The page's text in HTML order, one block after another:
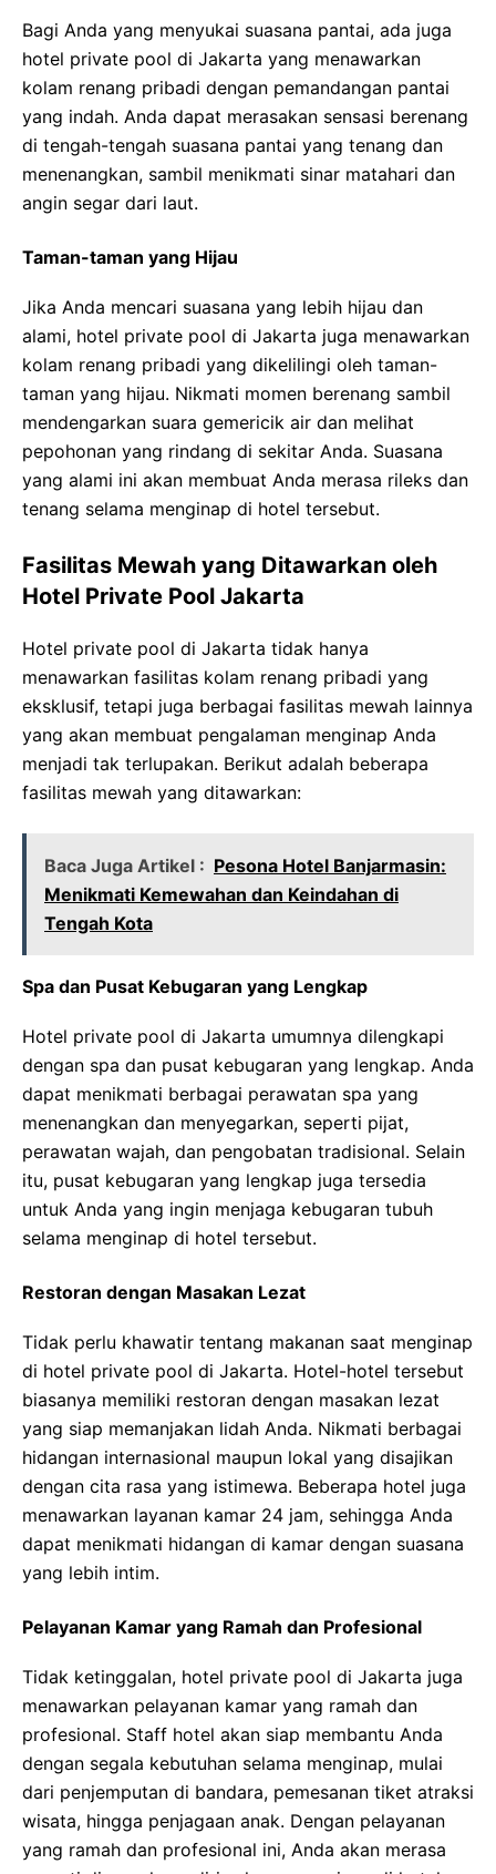
Bagi Anda yang menyukai suasana pantai, ada juga
hotel private pool di Jakarta yang menawarkan
kolam renang pribadi dengan pemandangan pantai
yang indah. Anda dapat merasakan sensasi berenang
di tengah-tengah suasana pantai yang tenang dan
menenangkan, sambil menikmati sinar matahari dan
angin segar dari laut.
Taman-taman yang Hijau
Jika Anda mencari suasana yang lebih hijau dan
alami, hotel private pool di Jakarta juga menawarkan
kolam renang pribadi yang dikelilingi oleh taman-
taman yang hijau. Nikmati momen berenang sambil
mendengarkan suara gemericik air dan melihat
pepohonan yang rindang di sekitar Anda. Suasana
yang alami ini akan membuat Anda merasa rileks dan
tenang selama menginap di hotel tersebut.
Fasilitas Mewah yang Ditawarkan oleh
Hotel Private Pool Jakarta
Hotel private pool di Jakarta tidak hanya
menawarkan fasilitas kolam renang pribadi yang
eksklusif, tetapi juga berbagai fasilitas mewah lainnya
yang akan membuat pengalaman menginap Anda
menjadi tak terlupakan. Berikut adalah beberapa
fasilitas mewah yang ditawarkan:
Baca Juga Artikel : Pesona Hotel Banjarmasin:
Menikmati Kemewahan dan Keindahan di
Tengah Kota
Spa dan Pusat Kebugaran yang Lengkap
Hotel private pool di Jakarta umumnya dilengkapi
dengan spa dan pusat kebugaran yang lengkap. Anda
dapat menikmati berbagai perawatan spa yang
menenangkan dan menyegarkan, seperti pijat,
perawatan wajah, dan pengobatan tradisional. Selain
itu, pusat kebugaran yang lengkap juga tersedia
untuk Anda yang ingin menjaga kebugaran tubuh
selama menginap di hotel tersebut.
Restoran dengan Masakan Lezat
Tidak perlu khawatir tentang makanan saat menginap
di hotel private pool di Jakarta. Hotel-hotel tersebut
biasanya memiliki restoran dengan masakan lezat
yang siap memanjakan lidah Anda. Nikmati berbagai
hidangan internasional maupun lokal yang disajikan
dengan cita rasa yang istimewa. Beberapa hotel juga
menawarkan layanan kamar 24 jam, sehingga Anda
dapat menikmati hidangan di kamar dengan suasana
yang lebih intim.
Pelayanan Kamar yang Ramah dan Profesional
Tidak ketinggalan, hotel private pool di Jakarta juga
menawarkan pelayanan kamar yang ramah dan
profesional. Staff hotel akan siap membantu Anda
dengan segala kebutuhan selama menginap, mulai
dari penjemputan di bandara, pemesanan tiket atraksi
wisata, hingga penjagaan anak. Dengan pelayanan
yang ramah dan profesional ini, Anda akan merasa